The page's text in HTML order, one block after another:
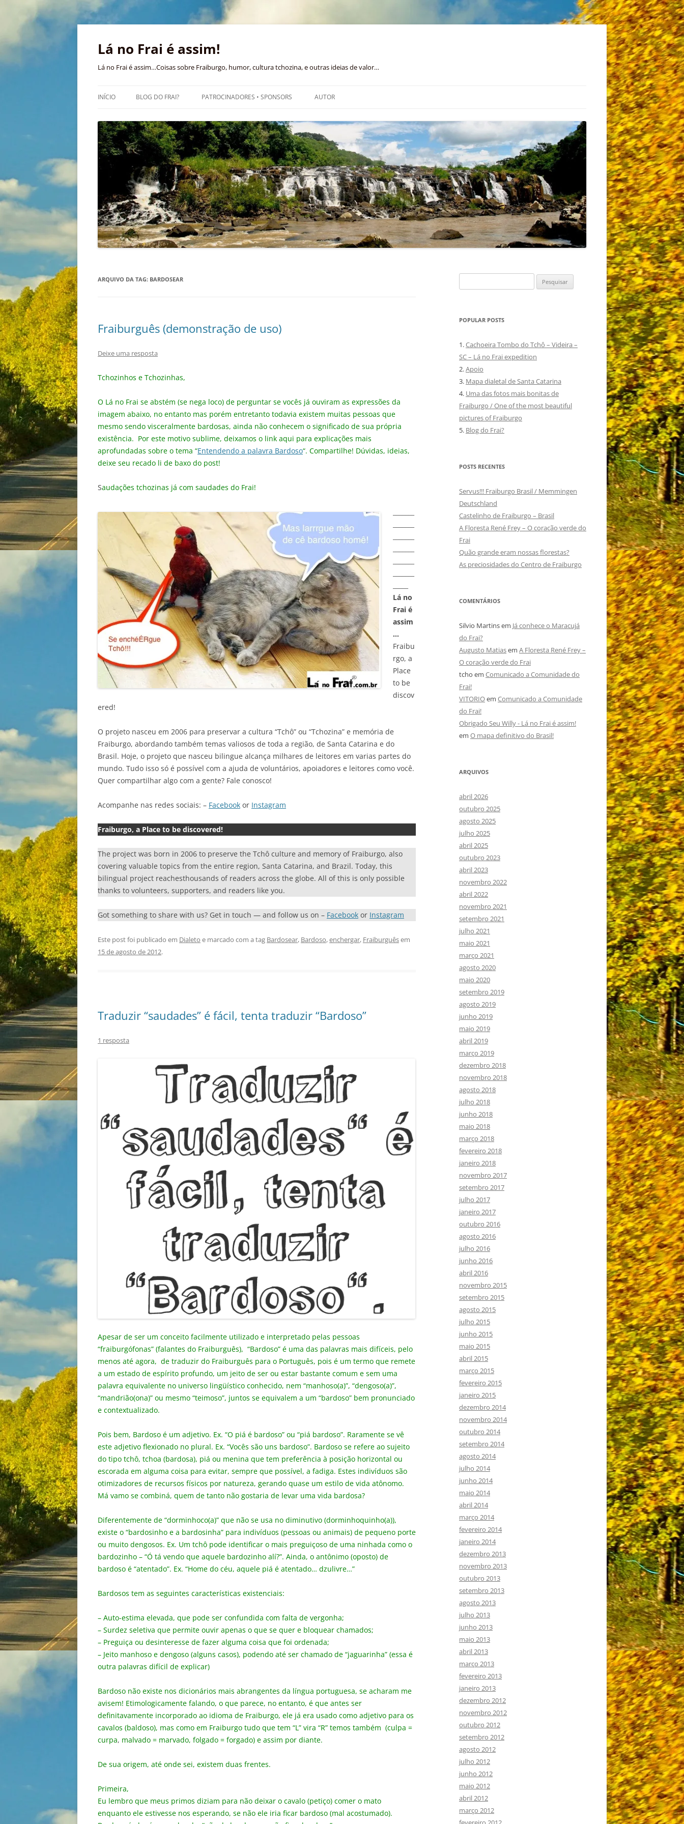
Pular
conteúdo
Lá no Frai é assim!
Lá no Frai é assim…Coisas sobre Fraiburgo, humor, cultura tchozina, e outras ideias de valor…
INÍCIO BLOG DO FRAI? PATROCINADORES • SPONSORS AUTOR
ARQUIVO DA TAG: BARDOSEAR
Fraiburguês (demonstração de uso)
Deixe uma resposta
Tchozinhos e Tchozinhas,
O Lá no Frai se abstém (se nega loco) de perguntar se vocês já ouviram as expressões da
imagem abaixo, no entanto mas porém entretanto todavia existem muitas pessoas que
mesmo sendo visceralmente bardosas, ainda não conhecem o significado de sua própria
existência. Por este motivo sublime, deixamos o link aqui para explicações mais
aprofundadas sobre o tema “Entendendo a palavra Bardoso“. Compartilhe! Dúvidas, ideias,
deixe seu recado li de baxo do post!
Saudações tchozinas já com saudades do Frai!
Lá no
Frai é
assim
…
Fraibu
rgo, a
Place
to be
discov
ered!
O projeto nasceu em 2006 para preservar a cultura “Tchô” ou “Tchozina” e memória de
Fraiburgo, abordando também temas valiosos de toda a região, de Santa Catarina e do
Brasil. Hoje, o projeto que nasceu bilingue alcança milhares de leitores em varias partes do
mundo. Tudo isso só é possível com a ajuda de voluntários, apoiadores e leitores como você.
Quer compartilhar algo com a gente? Fale conosco!
Acompanhe nas redes sociais: – Facebook or Instagram
Fraiburgo, a Place to be discovered!
The project was born in 2006 to preserve the Tchô culture and memory of Fraiburgo, also
covering valuable topics from the entire region, Santa Catarina, and Brazil. Today, this
bilingual project reachesthousands of readers across the globe. All of this is only possible
thanks to volunteers, supporters, and readers like you.
Got something to share with us? Get in touch — and follow us on – Facebook or Instagram
Este post foi publicado em Dialeto e marcado com a tag Bardosear, Bardoso,enchergar, Fraiburguêsem
15 de agosto de 2012.
Traduzir “saudades” é fácil, tenta traduzir “Bardoso”
1 resposta
Apesar de ser um conceito facilmente utilizado e interpretado pelas pessoas
“fraiburgófonas” (falantes do Fraiburguês), “Bardoso” é uma das palavras mais difíceis, pelo
menos até agora, de traduzir do Fraiburguês para o Português, pois é um termo que remete
a um estado de espírito profundo, um jeito de ser ou estar bastante comum e sem uma
palavra equivalente no universo lingüístico conhecido, nem “manhoso(a)”, “dengoso(a)”,
“mandrião(ona)” ou mesmo “teimoso”, juntos se equivalem a um “bardoso” bem pronunciado
e contextualizado.
Pois bem, Bardoso é um adjetivo. Ex. “O piá é bardoso” ou “piá bardoso”. Raramente se vê
este adjetivo flexionado no plural. Ex. “Vocês são uns bardoso”. Bardoso se refere ao sujeito
do tipo tchô, tchoa (bardosa), piá ou menina que tem preferência à posição horizontal ou
escorada em alguma coisa para evitar, sempre que possível, a fadiga. Estes indivíduos são
otimizadores de recursos físicos por natureza, gerando quase um estilo de vida atônomo.
Má vamo se combiná, quem de tanto não gostaria de levar uma vida bardosa?
Diferentemente de “dorminhoco(a)” que não se usa no diminutivo (dorminhoquinho(a)),
existe o “bardosinho e a bardosinha” para indivíduos (pessoas ou animais) de pequeno porte
ou muito dengosos. Ex. Um tchô pode identificar o mais preguiçoso de uma ninhada como o
bardozinho – “Ó tá vendo que aquele bardozinho alí?”. Ainda, o antônimo (oposto) de
bardoso é “atentado”. Ex. “Home do céu, aquele piá é atentado… dzulivre…”
Bardosos tem as seguintes características existenciais:
– Auto-estima elevada, que pode ser confundida com falta de vergonha;
– Surdez seletiva que permite ouvir apenas o que se quer e bloquear chamados;
– Preguiça ou desinteresse de fazer alguma coisa que foi ordenada;
– Jeito manhoso e dengoso (alguns casos), podendo até ser chamado de “jaguarinha” (essa é
outra palavras difícil de explicar)
Bardoso não existe nos dicionários mais abrangentes da língua portuguesa, se acharam me
avisem! Etimologicamente falando, o que parece, no entanto, é que antes ser
definitavamente incorporado ao idioma de Fraiburgo, ele já era usado como adjetivo para os
cavalos (baldoso), mas como em Fraiburgo tudo que tem “L” vira “R” temos também (culpa =
curpa, malvado = marvado, folgado = forgado) e assim por diante.
De sua origem, até onde sei, existem duas frentes.
Primeira,
Eu lembro que meus primos diziam para não deixar o cavalo (petiço) comer o mato
enquanto ele estivesse nos esperando, se não ele iria ficar bardoso (mal acostumado).
por:
POPULAR POSTS
1.Cachoeira Tombo do Tchô – Videira –
SC – Lá no Frai expedition
2.Apoio
3. Mapa dialetal de Santa Catarina
4. Uma das fotos mais bonitas de
Fraiburgo / One of the most beautiful
pictures of Fraiburgo
5. Blog do Frai?
POSTS RECENTES
Servus!!! Fraiburgo Brasil / Memmingen
Deutschland
Castelinho de Fraiburgo – Brasil
A Floresta René Frey – O coração verde do
Frai
Quão grande eram nossas florestas?
As preciosidades do Centro de Fraiburgo
COMENTÁRIOS
Silvio Martinsem Já conhece o Maracujá
do Frai?
Augusto Matiasem A Floresta René Frey –
O coração verde do Frai
tcho em Comunicado a Comunidade do
Frai!
VITORIOem Comunicado a Comunidade
do Frai!
Obrigado Seu Willy - Lá no Frai é assim!
em O mapa definitivo do Brasil!
ARQUIVOS
abril 2026
outubro 2025
agosto 2025
julho 2025
abril 2025
outubro 2023
abril 2023
novembro 2022
abril 2022
novembro 2021
setembro 2021
julho 2021
maio 2021
março 2021
agosto 2020
maio 2020
setembro 2019
agosto 2019
junho 2019
maio 2019
abril 2019
março 2019
dezembro 2018
novembro 2018
agosto 2018
julho 2018
junho 2018
maio 2018
março 2018
fevereiro 2018
janeiro 2018
novembro 2017
setembro 2017
julho 2017
janeiro 2017
outubro 2016
agosto 2016
julho 2016
junho 2016
abril 2016
novembro 2015
setembro 2015
agosto 2015
julho 2015
junho 2015
maio 2015
abril 2015
março 2015
fevereiro 2015
janeiro 2015
dezembro 2014
novembro 2014
outubro 2014
setembro 2014
agosto 2014
julho 2014
junho 2014
maio 2014
abril 2014
março 2014
fevereiro 2014
janeiro 2014
dezembro 2013
novembro 2013
outubro 2013
setembro 2013
agosto 2013
julho 2013
junho 2013
maio 2013
abril 2013
março 2013
fevereiro 2013
janeiro 2013
dezembro 2012
novembro 2012
outubro 2012
setembro 2012
agosto 2012
julho 2012
junho 2012
maio 2012
abril 2012
março 2012